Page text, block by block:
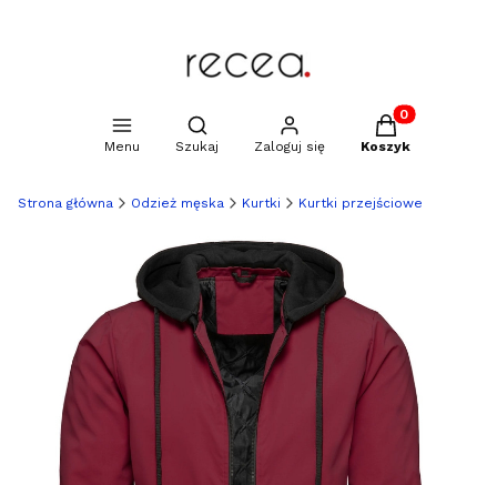
Menu
Otwórz wyszukiwarkę
Szukaj Zaloguj się
Produkty w
Koszyk
Strona główna Odzież męska Kurtki Kurtki przejściowe